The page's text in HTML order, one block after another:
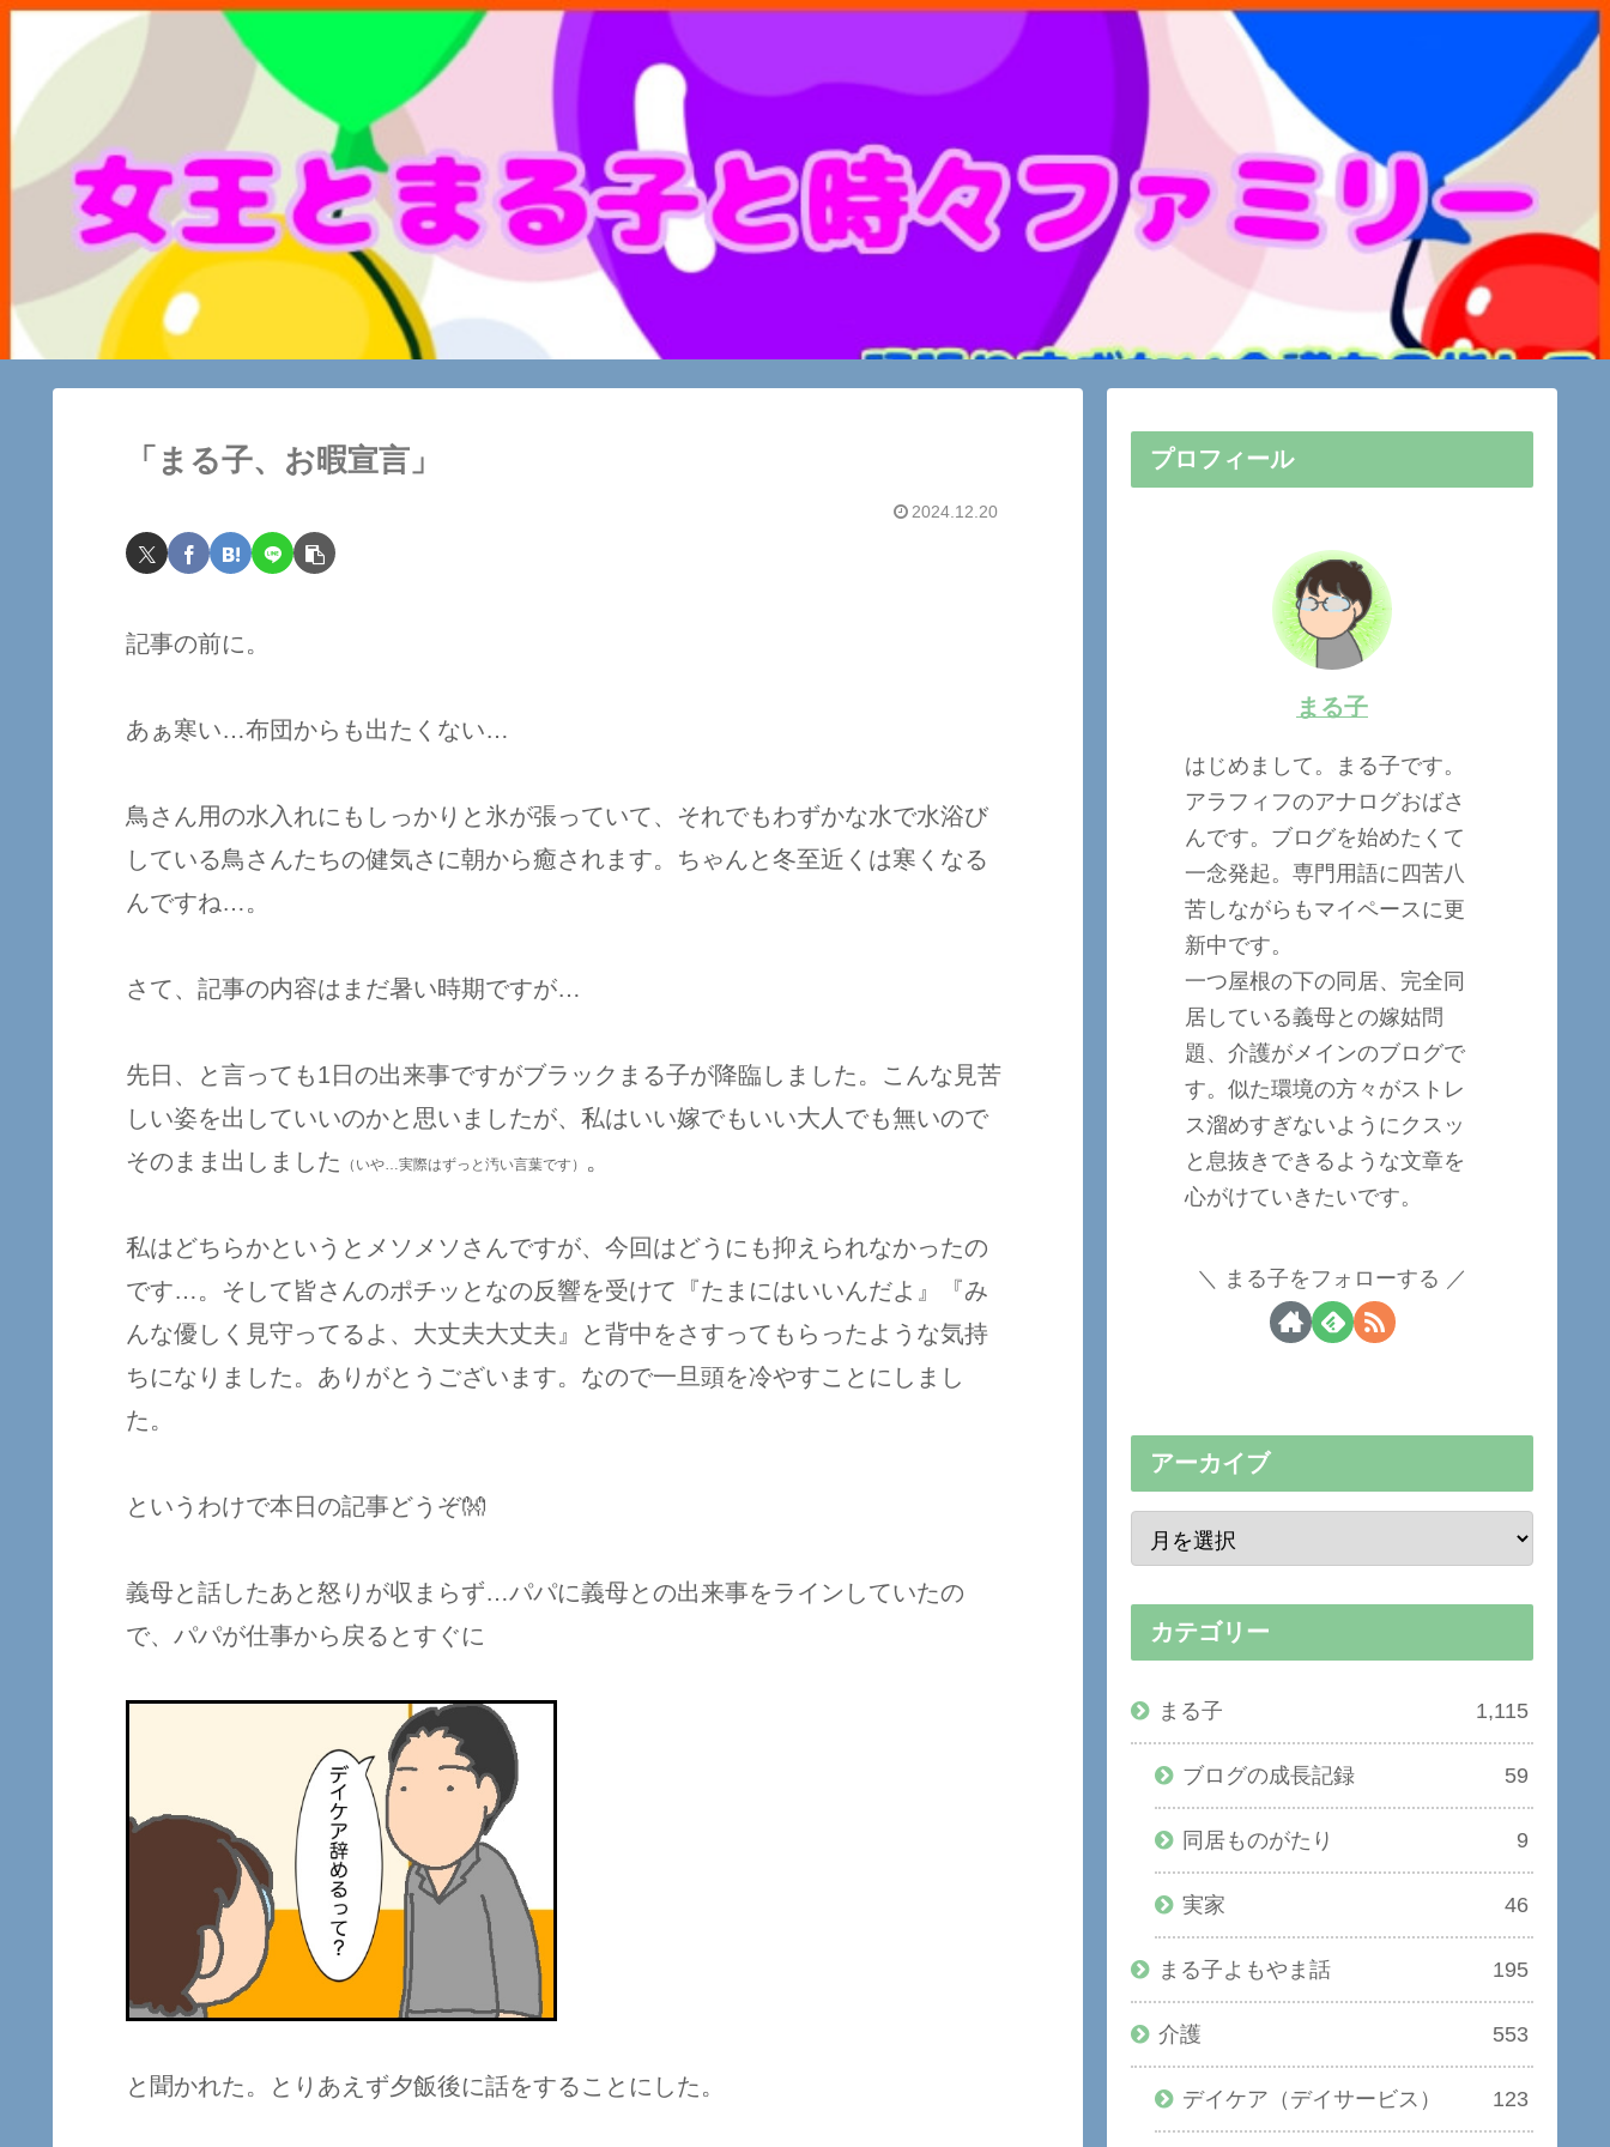
「まる子、お暇宣言」
2024.12.20
記事の前に。
あぁ寒い…布団からも出たくない…
鳥さん用の水入れにもしっかりと氷が張っていて、それでもわずかな水で水浴び
している鳥さんたちの健気さに朝から癒されます。ちゃんと冬至近くは寒くなる
んですね…。
さて、記事の内容はまだ暑い時期ですが…
先日、と言っても1日の出来事ですがブラックまる子が降臨しました。こんな見苦
しい姿を出していいのかと思いましたが、私はいい嫁でもいい大人でも無いので
そのまま出しました
（いや…実際はずっと汚い言葉です） 。
私はどちらかというとメソメソさんですが、今回はどうにも抑えられなかったの
です…。そして皆さんのポチッとなの反響を受けて『たまにはいいんだよ』『み
んな優しく見守ってるよ、大丈夫大丈夫』と背中をさすってもらったような気持
ちになりました。ありがとうございます。なので一旦頭を冷やすことにしまし
た。
というわけで本日の記事どうぞ👐
義母と話したあと怒りが収まらず…パパに義母との出来事をラインしていたの
で、パパが仕事から戻るとすぐに
と聞かれた。とりあえず夕飯後に話をすることにした。
プロフィール
まる子
はじめまして。まる子です。
アラフィフのアナログおばさ
んです。ブログを始めたくて
一念発起。専門用語に四苦八
苦しながらもマイペースに更
新中です。
一つ屋根の下の同居、完全同
居している義母との嫁姑問
題、介護がメインのブログで
す。似た環境の方々がストレ
ス溜めすぎないようにクスッ
と息抜きできるような文章を
心がけていきたいです。
まる子をフォローする
アーカイブ
カテゴリー
まる子 1,115
ブログの成長記録 59
同居ものがたり 9
実家 46
まる子よもやま話 195
介護 553
デイケア（デイサービス） 123